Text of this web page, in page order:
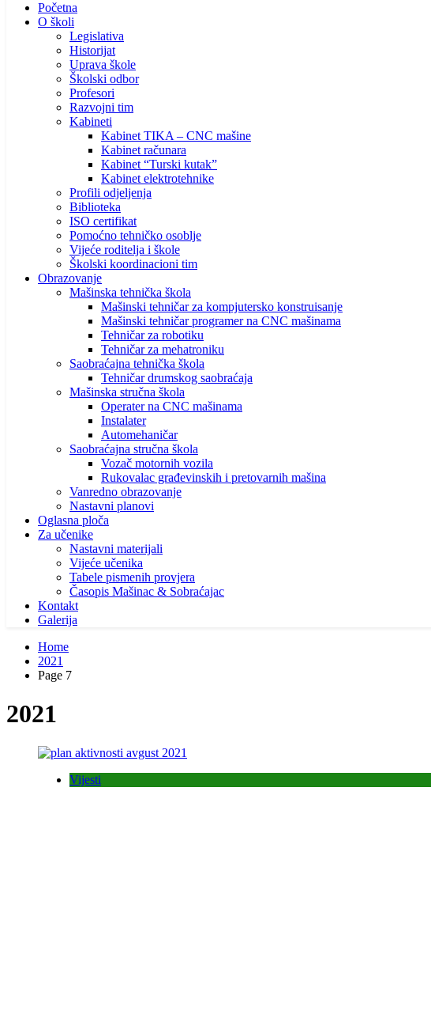
Početna
O školi
Legislativa
Historijat
Uprava škole
Školski odbor
Profesori
Razvojni tim
Kabineti
Kabinet TIKA – CNC mašine
Kabinet računara
Kabinet “Turski kutak”
Kabinet elektrotehnike
Profili odjeljenja
Biblioteka
ISO certifikat
Pomoćno tehničko osoblje
Vijeće roditelja i škole
Školski koordinacioni tim
Obrazovanje
Mašinska tehnička škola
Mašinski tehničar za kompjutersko konstruisanje
Mašinski tehničar programer na CNC mašinama
Tehničar za robotiku
Tehničar za mehatroniku
Saobraćajna tehnička škola
Tehničar drumskog saobraćaja
Mašinska stručna škola
Operater na CNC mašinama
Instalater
Automehaničar
Saobraćajna stručna škola
Vozač motornih vozila
Rukovalac građevinskih i pretovarnih mašina
Vanredno obrazovanje
Nastavni planovi
Oglasna ploča
Za učenike
Nastavni materijali
Vijeće učenika
Tabele pismenih provjera
Časopis Mašinac & Sobraćajac
Kontakt
Galerija
Home
2021
Page 7
2021
Vijesti